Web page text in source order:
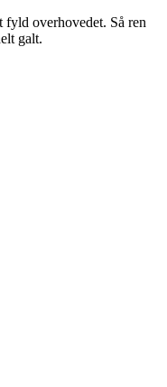
fyld overhovedet. Så ren
galt.